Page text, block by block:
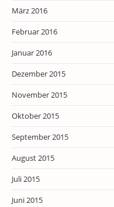
März 2016
Februar 2016
Januar 2016
Dezember 2015
November 2015
Oktober 2015
September 2015
August 2015
Juli 2015
Juni 2015